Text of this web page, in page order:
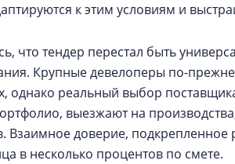
к этим условиям и
что тендер перестал быть
Крупные девелоперы по-
однако реальный выбор
выезжают на
Взаимное доверие,
в несколько процентов по смете.